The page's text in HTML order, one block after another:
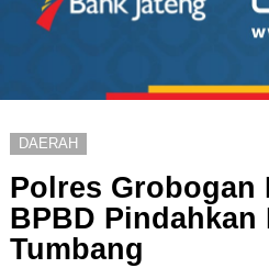
DAERAH
Polres Grobogan
BPBD Pindahkan
Tumbang